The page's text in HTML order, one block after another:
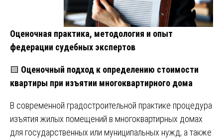
Оценочная практика, методология и опыт
федерации судебных экспертов
🟨 Оценочный подход к определению стоимости
квартиры при изъятии многоквартирного дома
В современной градостроительной практике процедура
изъятия жилых помещений в многоквартирных домах
для государственных или муниципальных нужд, а также